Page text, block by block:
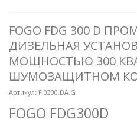
FOGO FDG 300 D
ДИЗЕЛЬНАЯ
МОЩНОСТЬЮ 300
ШУМОЗАЩИТНОМ
Артикул: F.0300.DA.G
FOGO FDG300D